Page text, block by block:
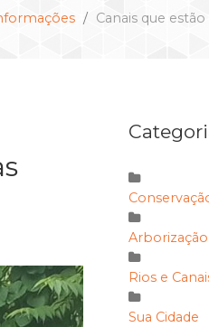
Canais que
Rios e
Sua Cidade